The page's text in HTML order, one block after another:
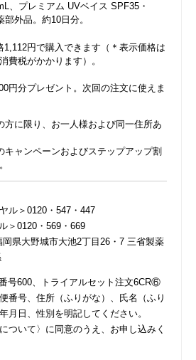
、プレミアム UVベイス SPF35・
外品。約10日分。
1,112円で購入できます（＊表示価格は
費税がかかります）。
円分プレゼント。次回の注文に使えま
方に限り、お一人様および同一住所あ
キャンペーンおよびステップアップ割
ル＞0120・547・447
＞0120・569・669
県大野城市大池2丁目26・7 三省製薬
号600、トライアルセット注文6CR⑥
番号、住所（ふりがな）、氏名（ふり
月日、性別を明記してください。
ついて〉に同意のうえ、お申し込みく